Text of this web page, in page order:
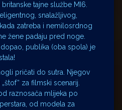
tajne službe MI6.
snalažljivog,
zatreba i nemilosrdnog
žene padaju pred noge.
publika (oba spola) je
pričati do sutra. Njegov
za filmski scenarij.
raznosača mlijeka po
od modela za